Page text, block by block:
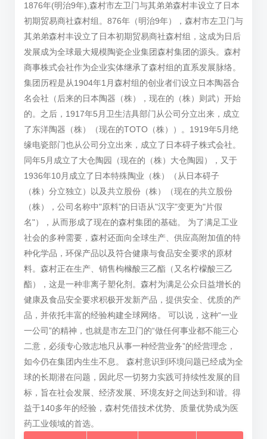
1876年(明治9年),森村市左卫门与其弟弟森村丰设立了日本
初期贸易商社森村组。876年（明治9年），森村市左卫门与
其弟弟森村丰设立了日本初期贸易商社森村组，这成为日后
发展成为全球最大规模陶瓷企业集团森村集团的源头。森村
商事株式会社作为企业实体继承了森村组的直系发展脉络。
集团历程是从1904年1月森村组的创业者们设立日本陶器合
名会社（后来的日本陶器（株），现在的（株）则武）开始
的。之后，1917年5月卫生洁具部门从公司分立出来，成立
了东洋陶器（株）（现在的TOTO（株））。1919年5月绝
缘电瓷部门也从公司分立出来，成立了日本碍子株式会社。
同年5月成立了大仓陶园（现在的（株）大仓陶园），又于
1936年10月成立了日本特殊陶业（株）（从日本碍子
（株）分立独立）以及共立股份（株）（现在的共立股份
（株），公司名称中"原料"的日语从"汉字"变更为"片假
名"），从而形成了现在的森村集团的基础。 为了满足工业
社会的多种需要，森村还面向全球生产、供应高附加值的特
种化学品，环保产品以及符合健康与食品安全要求的原材
料。森村正在生产、销售枸橼酸三乙酯（又名柠檬酸三乙
酯），这是一种非离子塑化剂。森村为满足公众日益增长的
健康及食品安全要求积极开发新产品，提供安全、优质的产
品，并依托丰富的经验构建全球网络。 可以说，这种“一业
一公司”的精神，也就是市左卫门的“做任何事业都不能三心
二意，必须专心致志地只从事一种经营业务”的经营理念，
如今仍在集团内生生不息。 森村意识到环境问题已经成为全
球的长期潜在问题，因此尽一切努力实践可持续性发展的目
标，旨在社会发展、经济发展、环境友好之间达到和谐。得
益于140多年的经验，森村凭借技术优势、质量优势成为医
药工业领域的首选。